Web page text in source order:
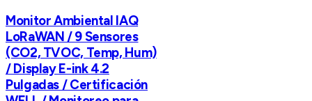
Monitor Ambiental IAQ
LoRaWAN / 9 Sensores
(CO2, TVOC, Temp, Hum)
/ Display E-ink 4.2
Pulgadas / Certificación